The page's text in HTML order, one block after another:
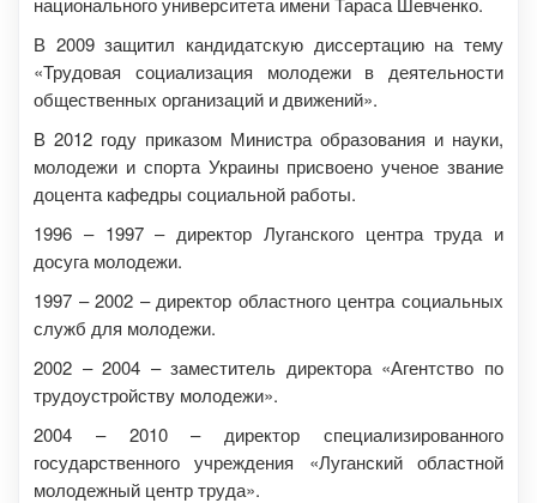
В 2009 защитил кандидатскую диссертацию на тему
«Трудовая социализация молодежи в деятельности
общественных организаций и движений».
В 2012 году приказом Министра образования и науки,
молодежи и спорта Украины присвоено ученое звание
доцента кафедры социальной работы.
1996 – 1997 – директор Луганского центра труда и
досуга молодежи.
1997 – 2002 – директор областного центра социальных
служб для молодежи.
2002 – 2004 – заместитель директора «Агентство по
трудоустройству молодежи».
2004 – 2010 – директор специализированного
государственного учреждения «Луганский областной
молодежный центр труда».